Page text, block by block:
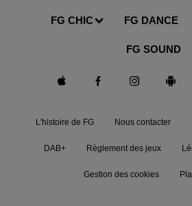
FG CHIC FG DANCE
FG SOUND
L'histoire de FG Nous contacter
DAB+ Règlement des jeux
Gestion des cookies